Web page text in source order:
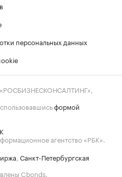
персональных данных
формой
агентство «РБК».
, Санкт-Петербургская
Cbonds.